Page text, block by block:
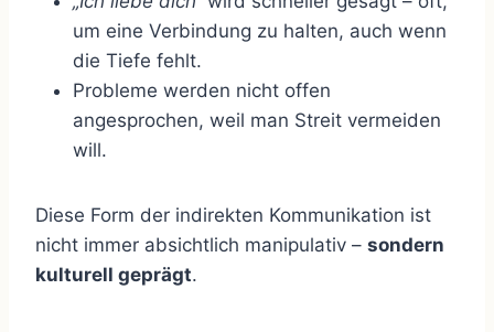
um eine Verbindung zu halten, auch wenn
die Tiefe fehlt.
Probleme werden nicht offen
angesprochen, weil man Streit vermeiden
will.
Diese Form der indirekten Kommunikation ist
nicht immer absichtlich manipulativ – sondern
kulturell geprägt.